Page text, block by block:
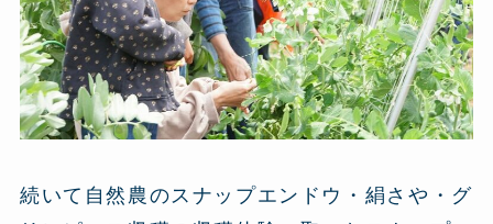
続いて自然農のスナップエンドウ・絹さや・グ